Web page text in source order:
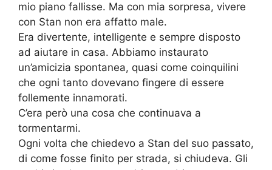
mio piano fallisse. Ma con mia sorpresa, vivere
con Stan non era affatto male.
Era divertente, intelligente e sempre disposto
ad aiutare in casa. Abbiamo instaurato
un’amicizia spontanea, quasi come coinquilini
che ogni tanto dovevano fingere di essere
follemente innamorati.
C’era però una cosa che continuava a
tormentarmi.
Ogni volta che chiedevo a Stan del suo passato,
di come fosse finito per strada, si chiudeva. Gli